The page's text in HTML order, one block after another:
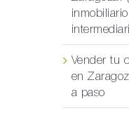
Vender tu
en
a paso